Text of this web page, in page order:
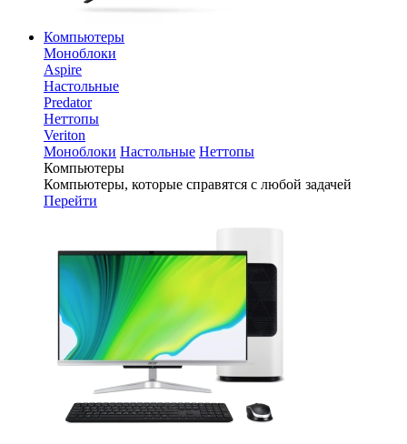
Компьютеры
Моноблоки
Aspire
Настольные
Predator
Неттопы
Veriton
Моноблоки Настольные Неттопы
Компьютеры
Компьютеры, которые справятся с любой задачей
Перейти